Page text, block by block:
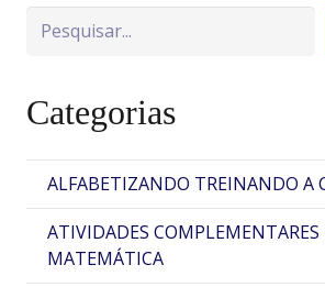
Pesquisa
Categorias
ALFABETIZANDO TREINANDO A
ATIVIDADES COMPLEMENTARES
MATEMÁTICA